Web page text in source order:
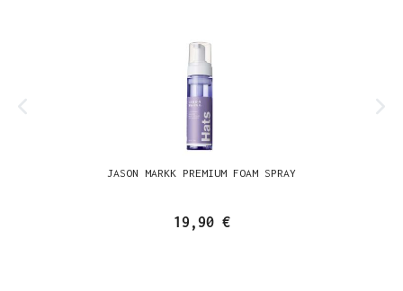
JASON MARKK PREMIUM FOAM SPRAY
19,90 €